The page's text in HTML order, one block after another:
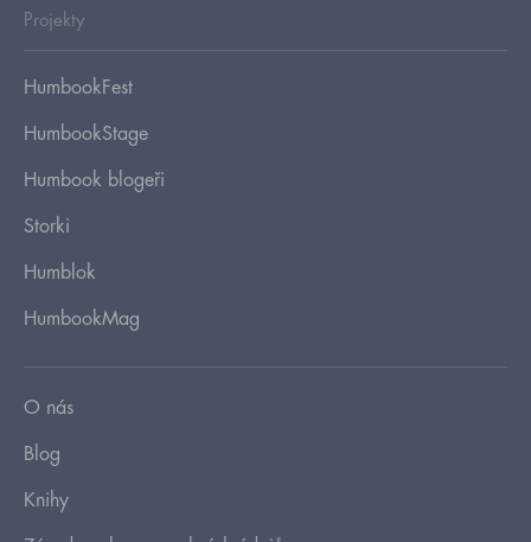
Projekty
HumbookFest
HumbookStage
Humbook blogeři
Storki
Humblok
HumbookMag
O nás
Blog
Knihy